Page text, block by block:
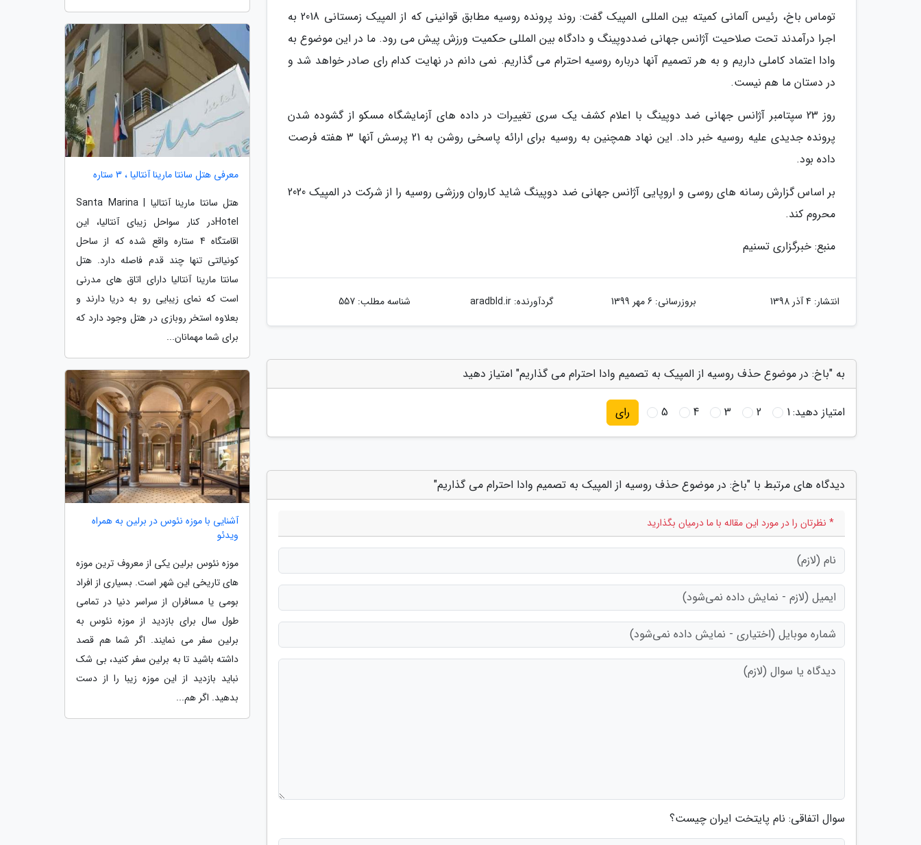
توماس باخ، رئیس آلمانی کمیته بین المللی المپیک گفت: روند پرونده روسیه مطابق قوانینی که از المپیک زمستانی 2018 به
اجرا درآمدند تحت صلاحیت آژانس جهانی ضددوپینگ و دادگاه بین المللی حکمیت ورزش پیش می رود. ما در این موضوع به
وادا اعتماد کاملی داریم و به هر تصمیم آنها درباره روسیه احترام می گذاریم. نمی دانم در نهایت کدام رای صادر خواهد شد و
در دستان ما هم نیست.
روز 23 سپتامبر آژانس جهانی ضد دوپینگ با اعلام کشف یک سری تغییرات در داده های آزمایشگاه مسکو از گشوده شدن
پرونده جدیدی علیه روسیه خبر داد. این نهاد همچنین به روسیه برای ارائه پاسخی روشن به 21 پرسش آنها 3 هفته فرصت
داده بود.
بر اساس گزارش رسانه های روسی و اروپایی آژانس جهانی ضد دوپینگ شاید کاروان ورزشی روسیه را از شرکت در المپیک 2020
محروم کند.
منبع: خبرگزاری تسنیم
انتشار: 4 آذر 1398 بروزرسانی: 6 مهر 1399 گردآورنده:aradbld.ir شناسه مطلب: 557
به "باخ: در موضوع حذف روسیه از المپیک به تصمیم وادا احترام می گذاریم" امتیاز دهید
امتیاز دهید:1
2
3
4
5 رای
دیدگاه های مرتبط با "باخ: در موضوع حذف روسیه از المپیک به تصمیم وادا احترام می گذاریم"
* نظرتان را در مورد این مقاله با ما درمیان بگذارید
سوال اتفاقی: نام پایتخت ایران چیست؟
معرفی هتل سانتا مارینا آنتالیا ، 3 ستاره
هتل سانتا مارینا آنتالیا | Santa Marina
Hotelدر کنار سواحل زیبای آنتالیا، این
اقامتگاه 4 ستاره واقع شده که از ساحل
کونیالتی تنها چند قدم فاصله دارد. هتل
سانتا مارینا آنتالیا دارای اتاق های مدرنی
است که نمای زیبایی رو به دریا دارند و
بعلاوه استخر روبازی در هتل وجود دارد که
برای شما مهمانان...
آشنایی با موزه نئوس در برلین به همراه
ویدئو
موزه نئوس برلین یکی از معروف ترین موزه
های تاریخی این شهر است. بسیاری از افراد
بومی یا مسافران از سراسر دنیا در تمامی
طول سال برای بازدید از موزه نئوس به
برلین سفر می نمایند. اگر شما هم قصد
داشته باشید تا به برلین سفر کنید، بی شک
نباید بازدید از این موزه زیبا را از دست
بدهید. اگر هم...